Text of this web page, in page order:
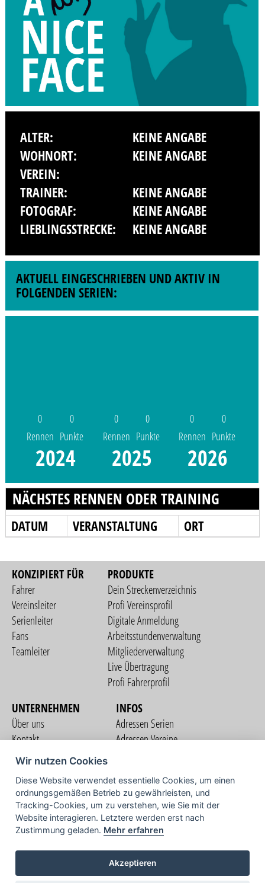
ALTER:
KEINE ANGABE
WOHNORT:
KEINE ANGABE
VEREIN:
TRAINER:
KEINE ANGABE
FOTOGRAF:
KEINE ANGABE
LIEBLINGSSTRECKE:
KEINE ANGABE
AKTUELL EINGESCHRIEBEN UND AKTIV IN
FOLGENDEN SERIEN:
0
Rennen
0
Punkte
2024
0
Rennen
0
Punkte
2025
0
Rennen
0
Punkte
2026
NÄCHSTES RENNEN ODER TRAINING
DATUM VERANSTALTUNG ORT
KONZIPIERT FÜR
Fahrer
Vereinsleiter
Serienleiter
Fans
Teamleiter
PRODUKTE
Dein Streckenverzeichnis
Profi Vereinsprofil
Digitale Anmeldung
Arbeitsstundenverwaltung
Mitgliederverwaltung
Live Übertragung
Profi Fahrerprofil
UNTERNEHMEN
Über uns
Kontakt
Nutzungsbedingungen
Datenschutzerklärung
Impressum
INFOS
Adressen Serien
Adressen Vereine
COMMUNITY
TV
Wir nutzen Cookies
Diese Website verwendet essentielle Cookies, um einen
ordnungsgemäßen Betrieb zu gewährleisten, und
Tracking-Cookies, um zu verstehen, wie Sie mit der
Website interagieren. Letztere werden erst nach
Zustimmung geladen. Mehr erfahren
Akzeptieren